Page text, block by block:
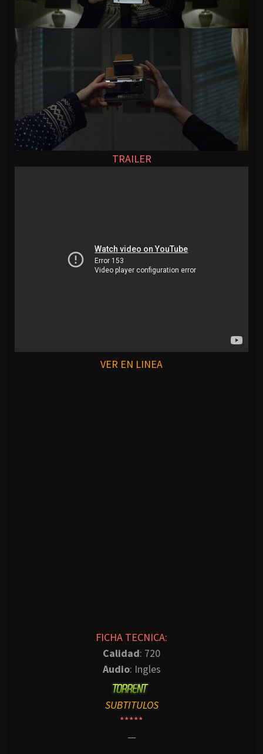
TRAILER
VER EN LINEA
FICHA TECNICA:
Calidad: 720
Audio: Ingles
SUBTITULOS
*****
—